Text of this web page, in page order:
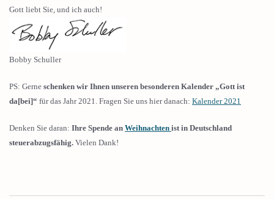
Gott liebt Sie, und ich auch!
Bobby Schuller
PS: Gerne schenken wir Ihnen unseren besonderen Kalender „Gott ist
da[bei]“ für das Jahr 2021. Fragen Sie uns hier danach: Kalender 2021
Denken Sie daran: Ihre Spende an Weihnachten ist in Deutschland
steuerabzugsfähig. Vielen Dank!